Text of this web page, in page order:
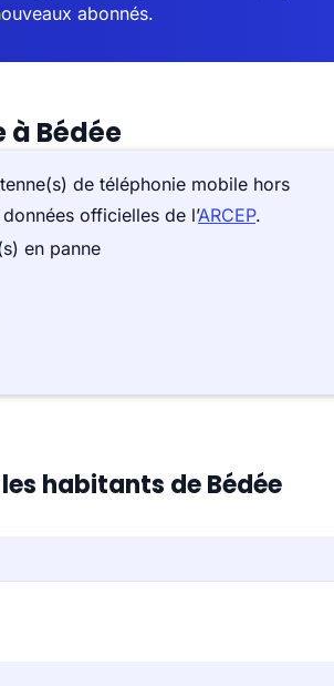
abonnés.
à Bédée
de téléphonie mobile hors
officielles de l’ARCEP.
en panne
habitants de Bédée